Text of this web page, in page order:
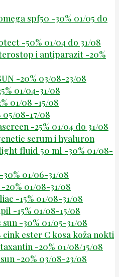
spf50 -30% 01/05 do
-50% 01/04 do 31/08
i antiparazit -20%
-20% 03/08-23/08
01/04-31/08
01/08 -15/08
05/08-17/08
-25% 01/04 do 31/08
serum i hyaluron
fluid 50 ml -30% 01/08-
01/06-31/08
20% 01/08-31/08
-15% 01/08-31/08
-15% 01/08-15/08
-30% 01/05-31/08
cink ester C kosa koža nokti
-20% 01/08/15/08
-20% 03/08-23/08